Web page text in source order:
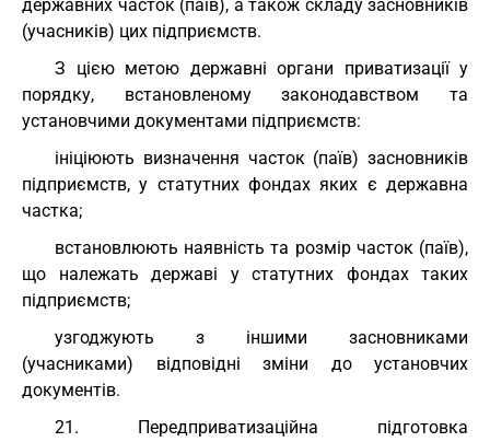
державних часток (паїв), а також складу засновників
(учасників) цих підприємств.
З цією метою державні органи приватизації у
порядку, встановленому законодавством та
установчими документами підприємств:
ініціюють визначення часток (паїв) засновників
підприємств, у статутних фондах яких є державна
частка;
встановлюють наявність та розмір часток (паїв),
що належать державі у статутних фондах таких
підприємств;
узгоджують з іншими засновниками
(учасниками) відповідні зміни до установчих
документів.
21. Передприватизаційна підготовка